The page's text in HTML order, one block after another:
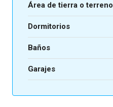
Área de tierra o terreno
Dormitorios
Baños
Garajes